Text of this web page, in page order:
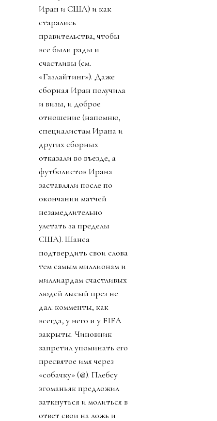
Иран и США) и как
старались
правительства, чтобы
все были рады и
счастливы (см.
«Газлайтинг»). Даже
сборная Иран получила
и визы, и доброе
отношение (напомню,
специалистам Ирана и
других сборных
отказали во въезде, а
футболистов Ирана
заставляли после по
окончании матчей
незамедлительно
улетать за пределы
США). Шанса
подтвердить свои слова
тем самым миллионам и
миллиардам счастливых
людей лысый през не
дал: комменты, как
всегда, у него и у FIFA
закрыты. Чиновник
запретил упоминать его
пресвятое имя через
«собачку» (@). Плебсу
эгоманьяк предложил
заткнуться и молиться в
ответ свои на ложь и